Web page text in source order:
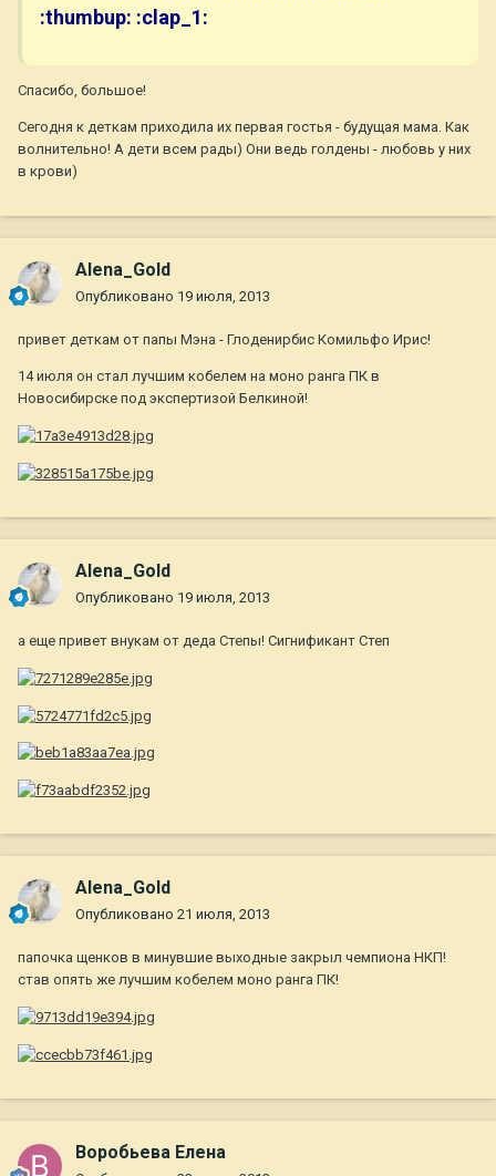
:thumbup: :clap_1:
Спасибо, большое!
Сегодня к деткам приходила их первая гостья - будущая мама. Как
волнительно! А дети всем рады) Они ведь голдены - любовь у них
в крови)
Alena_Gold
Опубликовано 19 июля, 2013
привет деткам от папы Мэна - Глоденирбис Комильфо Ирис!
14 июля он стал лучшим кобелем на моно ранга ПК в
Новосибирске под экспертизой Белкиной!
Alena_Gold
Опубликовано 19 июля, 2013
а еще привет внукам от деда Степы! Сигнификант Степ
Alena_Gold
Опубликовано 21 июля, 2013
папочка щенков в минувшие выходные закрыл чемпиона НКП!
став опять же лучшим кобелем моно ранга ПК!
Воробьева Елена